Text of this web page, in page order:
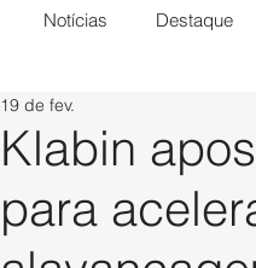
Notícias Destaque
Klabin
para
19 de fev.